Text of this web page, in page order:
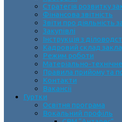
Стратегія розвитку
Фінансова звітність
Звіти про діяльність
Закупівлі
Інструкція з
Кадровий склад
Режим роботи
Матеріально-
Правила прийому та
Контакти
Вакансії
Гуртки
Освітня програма
Вокальний профіль